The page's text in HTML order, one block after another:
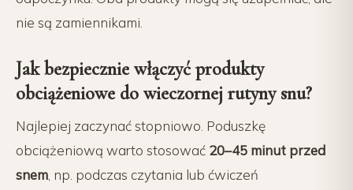
nie są zamiennikami.
Jak bezpiecznie włączyć produkty
obciążeniowe do wieczornej rutyny snu?
Najlepiej zaczynać stopniowo. Poduszkę
obciążeniową warto stosować 20–45 minut przed
snem, np. podczas czytania lub ćwiczeń